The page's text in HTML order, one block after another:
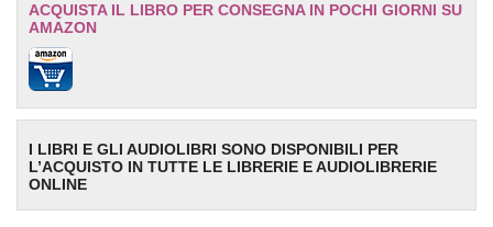
ACQUISTA IL LIBRO PER CONSEGNA IN POCHI GIORNI SU
AMAZON
I LIBRI E GLI AUDIOLIBRI SONO DISPONIBILI PER
L’ACQUISTO IN TUTTE LE LIBRERIE E AUDIOLIBRERIE
ONLINE